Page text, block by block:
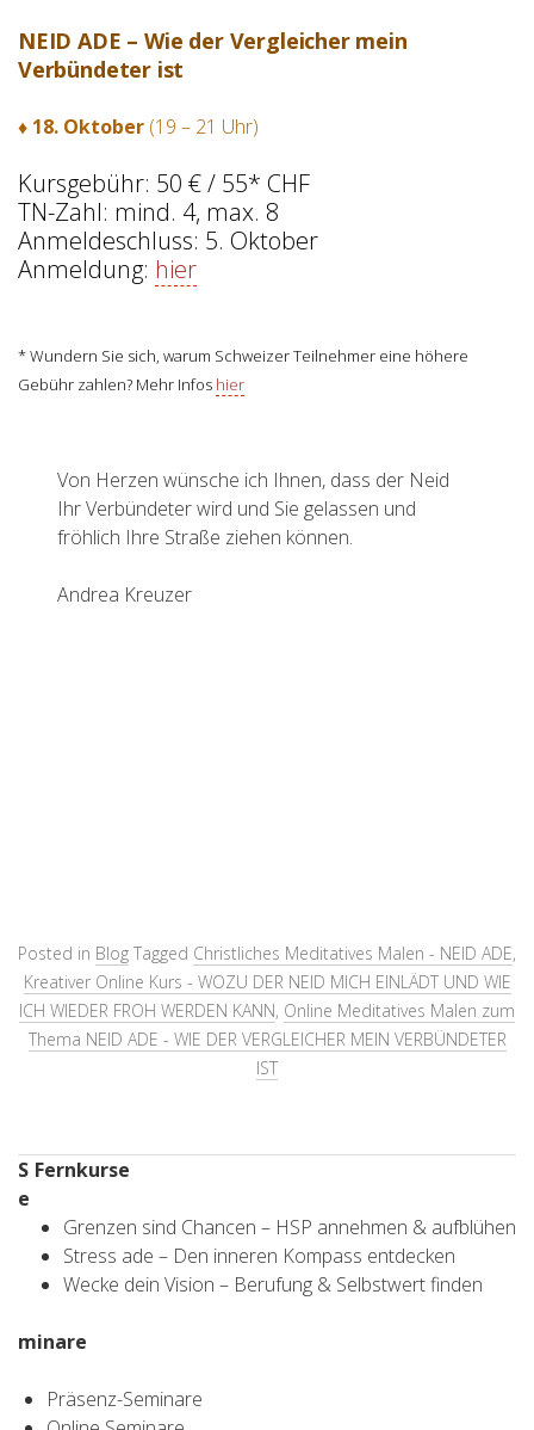
NEID ADE – Wie der Vergleicher mein
Verbündeter ist
♦ 18. Oktober (19 – 21 Uhr)
Kursgebühr: 50 € / 55* CHF
TN-Zahl: mind. 4, max. 8
Anmeldeschluss: 5. Oktober
Anmeldung: hier
* Wundern Sie sich, warum Schweizer Teilnehmer eine höhere
Gebühr zahlen? Mehr Infos hier
Von Herzen wünsche ich Ihnen, dass der Neid
Ihr Verbündeter wird und Sie gelassen und
fröhlich Ihre Straße ziehen können.
Andrea Kreuzer
Posted in Blog Tagged Christliches Meditatives Malen - NEID ADE,
Kreativer Online Kurs - WOZU DER NEID MICH EINLÄDT UND WIE
ICH WIEDER FROH WERDEN KANN, Online Meditatives Malen zum
Thema NEID ADE - WIE DER VERGLEICHER MEIN VERBÜNDETER
IST
Fernkurse
Grenzen sind Chancen – HSP annehmen & aufblühen
Stress ade – Den inneren Kompass entdecken
Wecke dein Vision – Berufung & Selbstwert finden
S
e
minare
Präsenz-Seminare